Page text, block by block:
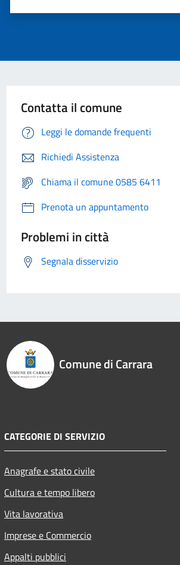
Contatta il comune
Leggi le domande frequenti
Richiedi Assistenza
Chiama il comune 0585 6411
Prenota un appuntamento
Problemi in città
Segnala disservizio
Comune di Carrara
CATEGORIE DI SERVIZIO
Anagrafe e stato civile
Cultura e tempo libero
Vita lavorativa
Imprese e Commercio
Appalti pubblici